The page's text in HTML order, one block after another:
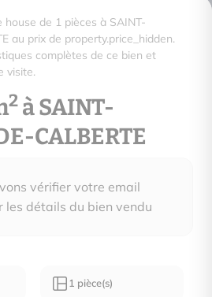
de 1 pièces à SAINT-
au prix de property.price_hidden.
complètes de ce bien et
visite.
2 à SAINT-
CALBERTE
vérifier votre email
les détails du bien vendu
1 pièce(s)